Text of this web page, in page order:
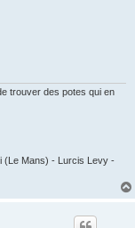
trouver des potes qui en
(Le Mans) - Lurcis Levy -